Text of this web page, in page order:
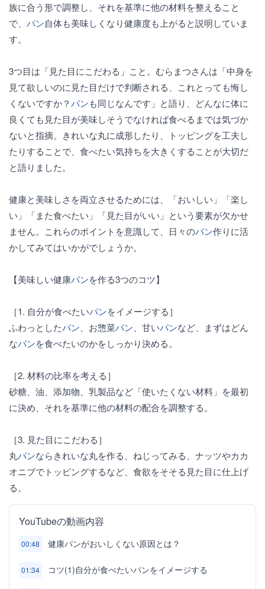
族に合う形で調整し、それを基準に他の材料を整えること
で、 パン自体も美味しくなり健康度も上がると説明していま
す。
3つ目は「見た目にこだわる」こと。むらまつさんは「中身を
見て欲しいのに見た目だけで判断される、これとっても悔し
くないですか？パンも同じなんです」と語り、どんなに体に
良くても見た目が美味しそうでなければ食べるまでは気づか
ないと指摘。きれいな丸に成形したり、トッピングを工夫し
たりすることで、食べたい気持ちを大きくすることが大切だ
と語りました。
健康と美味しさを両立させるためには、「おいしい」「楽し
い」「また食べたい」「見た目がいい」という要素が欠かせ
ません。これらのポイントを意識して、日々のパン作りに活
かしてみてはいかがでしょうか。
【美味しい健康パンを作る3つのコツ】
［1. 自分が食べたいパンをイメージする］
ふわっとしたパン 、お惣菜パン 、甘いパンなど、まずはどん
なパンを食べたいのかをしっかり決める。
［2. 材料の比率を考える］
砂糖、油、添加物、乳製品など「使いたくない材料」を最初
に決め、それを基準に他の材料の配合を調整する。
［3. 見た目にこだわる］
丸パンならきれいな丸を作る、ねじってみる、ナッツやカカ
オニブでトッピングするなど、食欲をそそる見た目に仕上げ
る。
YouTubeの動画内容
00:48 健康パンがおいしくない原因とは？
01:34 コツ(1)自分が食べたいパンをイメージする